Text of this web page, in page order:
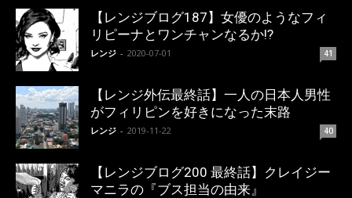
【レンジブログ187】女優のようなフィ
リピーナとワンチャンなるか!?
レンジ - 2020-07-01 41
【レンジ外伝最終話】一人の日本人男性
がフィリピンを好きになった末路
レンジ - 2019-11-22 40
【レンジブログ200 最終話】クレイジー
マニラの『ブス担当の由来』